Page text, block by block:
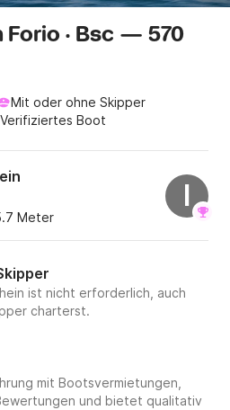
· Bsc — 570
Mit oder ohne Skipper
Verifiziertes Boot
Meter
I
ist nicht erforderlich, auch
charterst.
mit Bootsvermietungen,
und bietet qualitativ